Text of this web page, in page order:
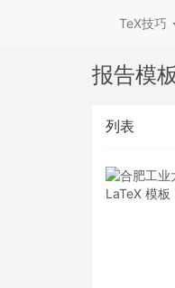
TeX技巧
报告模板
列表